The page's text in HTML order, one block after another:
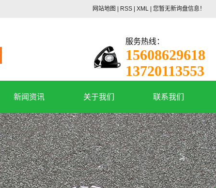
网站地图 RSS XML 您暂无新询盘信息！
服务热线：
15608629618
13720113553
新闻资讯
公司新闻
行业动态
常见问答
关于我们
公司简介
资质荣誉
厂房设备
联系我们
联系我们